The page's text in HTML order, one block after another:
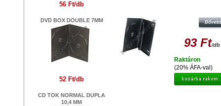
56 Ft/db
DVD BOX DOUBLE 7MM
52 Ft/db
CD TOK NORMAL DUPLA
10,4 MM
93 Ft/db
(20% ÁFA-val)
Raktáron